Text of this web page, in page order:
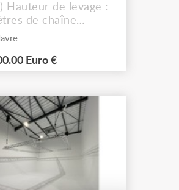
Hauteur de levage :
de chaîne
: 4 m/min
Année : 1999
en flight-cases
Euro €